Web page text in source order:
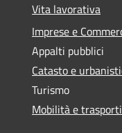
Vita lavorativa
Imprese e
Appalti pubblici
Catasto e
Turismo
Mobilità e trasporti